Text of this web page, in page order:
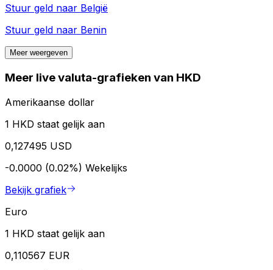
Stuur geld naar België
Stuur geld naar Benin
Meer weergeven
Meer live valuta-grafieken van HKD
Amerikaanse dollar
1 HKD staat gelijk aan
0,127495 USD
-0.0000 (0.02%) Wekelijks
Bekijk grafiek
Euro
1 HKD staat gelijk aan
0,110567 EUR